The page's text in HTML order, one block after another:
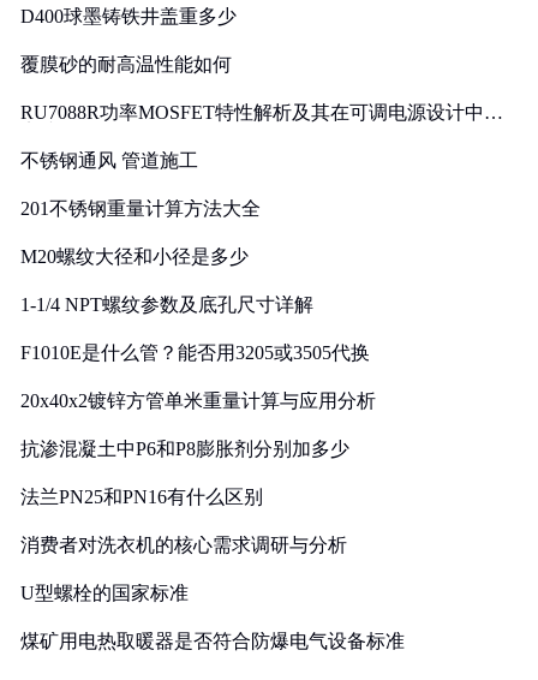
D400球墨铸铁井盖重多少
覆膜砂的耐高温性能如何
RU7088R功率MOSFET特性解析及其在可调电源设计中的
不锈钢通风 管道施工
201不锈钢重量计算方法大全
M20螺纹大径和小径是多少
1-1/4 NPT螺纹参数及底孔尺寸详解
F1010E是什么管？能否用3205或3505代换
20x40x2镀锌方管单米重量计算与应用分析
抗渗混凝土中P6和P8膨胀剂分别加多少
法兰PN25和PN16有什么区别
消费者对洗衣机的核心需求调研与分析
U型螺栓的国家标准
煤矿用电热取暖器是否符合防爆电气设备标准